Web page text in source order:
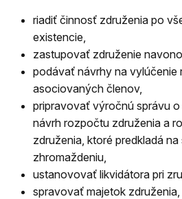
riadiť činnosť združenia po
existencie,
zastupovať združenie
podávať návrhy na vylúčenie
asociovaných členov,
pripravovať výročnú správu
návrh rozpočtu združenia a
združenia, ktoré predkladá
zhromaždeniu,
ustanovovať likvidátora pri
spravovať majetok